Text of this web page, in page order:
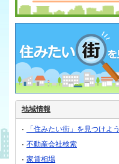
地域情報
「住みたい街」を見つけよう
不動産会社検索
家賃相場